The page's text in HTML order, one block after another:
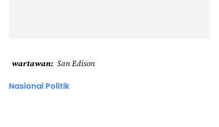
wartawan San Edison
Nasional Politik